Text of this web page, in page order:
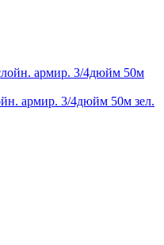
армир. 3/4дюйм 50м зел.